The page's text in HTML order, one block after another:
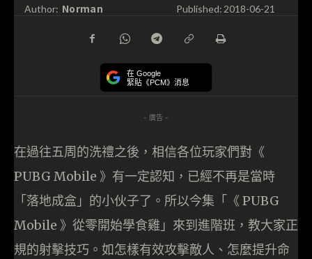
Author: Norman Published:2018-06-21
在 Google
緊貼《PCM》消息
- 廣告 -
在過往五周的洗禮之後，相信各位玩家們對《
PUBG Mobile 》有一定認知，已經不再是當時
「落地成盒」的小伙子了。所以今集「《 PUBG
Mobile 》從零開始學食雞」來到進階班，教大家正
規的射擊技巧。如怎樣有效攻擊敵人、怎麼提升命